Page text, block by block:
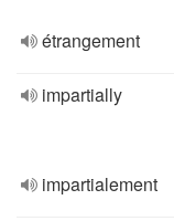
étrangement
impartially
impartialement